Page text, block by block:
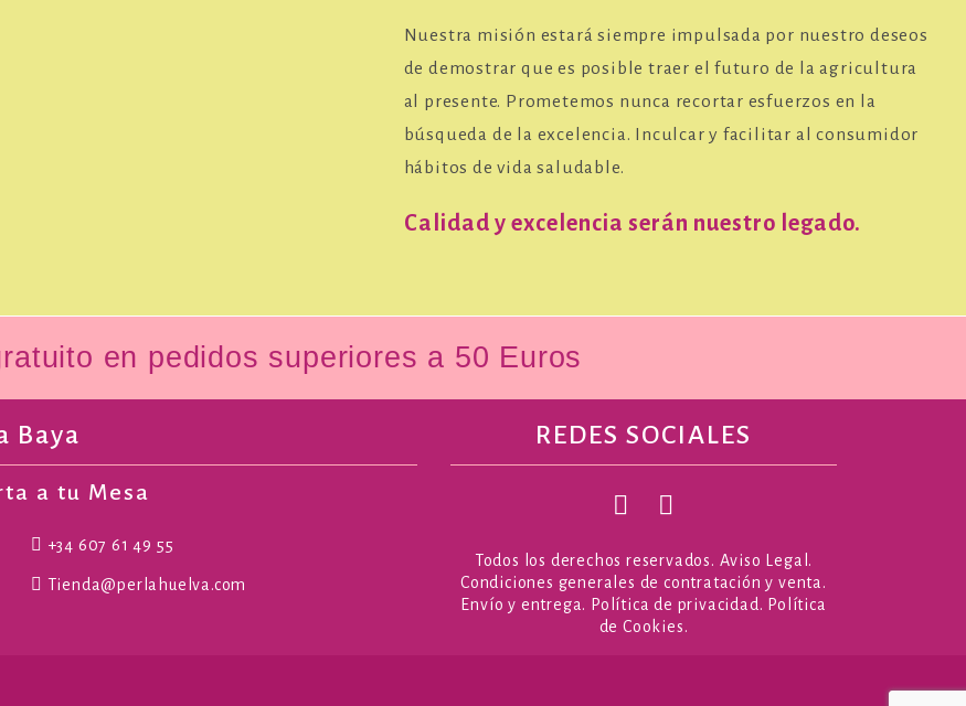
Nuestra misión estará siempre impulsada por nuestro deseos
de demostrar que es posible traer el futuro de la agricultura
al presente. Prometemos nunca recortar esfuerzos en la
búsqueda de la excelencia. Inculcar y facilitar al consumidor
hábitos de vida saludable.
Calidad y excelencia serán nuestro legado.
en pedidos superiores a 50 Euros
Baya
a tu Mesa
+34 607 61 49 55
Tienda@perlahuelva.com
REDES SOCIALES
Todos los derechos reservados. Aviso Legal .
Condiciones generales de contratación y venta.
Envío y entrega. Política de privacidad. Política
de Cookies.